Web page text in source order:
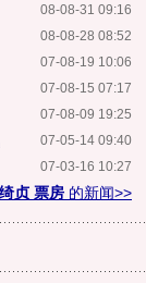
08-08-31 09:16
08-08-28 08:52
07-08-19 10:06
07-08-15 07:17
07-08-09 19:25
07-05-14 09:40
07-03-16 10:27
贞 票房 的新闻>>